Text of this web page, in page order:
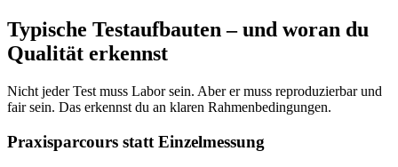
Typische Testaufbauten – und woran du
Qualität erkennst
Nicht jeder Test muss Labor sein. Aber er muss reproduzierbar und
fair sein. Das erkennst du an klaren Rahmenbedingungen.
Praxisparcours statt Einzelmessung